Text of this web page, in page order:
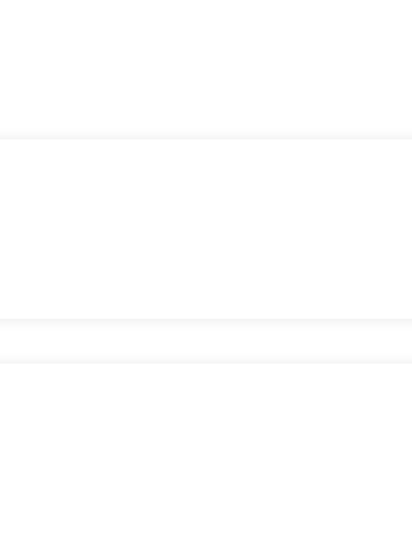
senza complicazioni.
del mercato.
piattaforme e dApp.